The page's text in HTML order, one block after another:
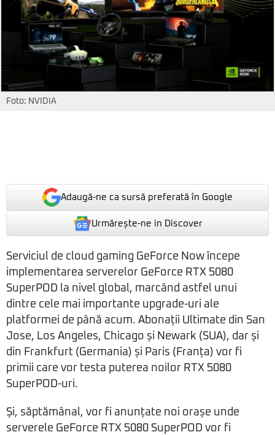
Foto: NVIDIA
Adaugă-ne ca sursă preferată în Google
Urmărește-ne in Discover
Serviciul de cloud gaming GeForce Now începe
implementarea serverelor GeForce RTX 5080
SuperPOD la nivel global, marcând astfel unui
dintre cele mai importante upgrade-uri ale
platformei de până acum. Abonații Ultimate din San
Jose, Los Angeles, Chicago și Newark (SUA), dar și
din Frankfurt (Germania) și Paris (Franța) vor fi
primii care vor testa puterea noilor RTX 5080
SuperPOD-uri.
Și, săptămânal, vor fi anunțate noi orașe unde
serverele GeForce RTX 5080 SuperPOD vor fi